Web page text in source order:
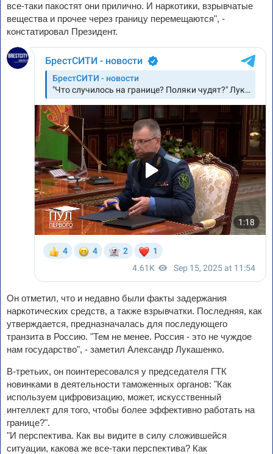
все-таки пакостят они прилично. И наркотики, взрывчатые
вещества и прочее через границу перемещаются", -
констатировал Президент.
Он отметил, что и недавно были факты задержания
наркотических средств, а также взрывчатки. Последняя, как
утверждается, предназначалась для последующего
транзита в Россию. "Тем не менее. Россия - это не чуждое
нам государство", - заметил Александр Лукашенко.
В-третьих, он поинтересовался у председателя ГТК
новинками в деятельности таможенных органов: "Как
используем цифровизацию, может, искусственный
интеллект для того, чтобы более эффективно работать на
границе?".
"И перспектива. Как вы видите в силу сложившейся
ситуации, какова же все-таки перспектива? Как